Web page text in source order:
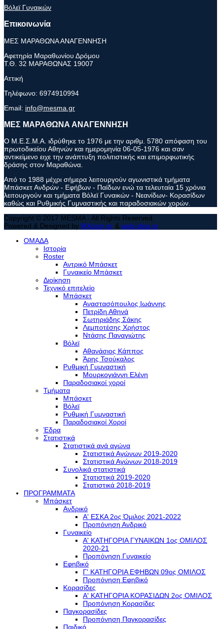
Βόλεϊ Γυναικών
Επικοινωνία
ΜΕΣ ΜΑΡΑΘΩΝΑ ΑΝΑΓΕΝΝΗΣΗ
Αφετηρία Μαραθωνίου Δρόμου
Τ.Θ. 32 ΜΑΡΑΘΩΝΑΣ 19007
Αττική
Τηλέφωνο: 6974910994
Email: info@mesma.gr
ΜΕΣ ΜΑΡΑΘΩΝΑ ΑΝΑΓΕΝΝΗΣΗ
Ο Μ.Ε.Σ.Μ.Α. ιδρύθηκε το 1976 με την αριθμ. 5780 απόφαση του
πρωτοδικείου Αθηνών και ημερομηνία 06-05-1976 και σαν
αντικείμενο ειχε την ανάπτυξη πολιτιστικής και επιμορφωτικής
δράσης στον Μαραθώνα.
Από το 1988 μέχρι σήμερα λειτουργούν αγωνιστικά τμήματα
Μπάσκετ Ανδρών - Εφήβων - Παίδων ενώ τα τελευταία 15 χρόνια
λειτουργούν και τμήματα Βόλεϊ Γυναικών - Νεανίδων- Κορασίδων
καθώς και Ρυθμικής Γυμναστικής και παραδοσιακών χορών.
Copyright © 2017 MESMA - All Rights Reserved.
Powered & Designed by MXcom.gr & web-idea.gr
ΟΜΑΔΑ
Ιστορία
Roster
Αντρικό Μπάσκετ
Γυναικείο Μπάσκετ
Διοίκηση
Τεχνικό επιτελείο
Μπάσκετ
Αναστασόπουλος Ιωάννης
Πετρίδη Αθηνά
Σωτηριάδης Σάκης
Λεμποτέσης Χρήστος
Ντάσης Παναγιώτης
Βόλεϊ
Αθανάσιος Κάππος
Άρης Τσούκαλος
Ρυθμική Γυμναστική
Μουρκογιάννη Ελένη
Παραδοσιακοί χοροί
Τμήματα
Μπάσκετ
Βόλεϊ
Ρυθμική Γυμναστική
Παραδοσιακοί Χοροί
Έδρα
Στατιστικά
Στατιστικά ανά αγώνα
Στατιστικά Αγώνων 2019-2020
Στατιστικά Αγώνων 2018-2019
Συνολικά στατιστικά
Στατιστικά 2019-2020
Στατιστικά 2018-2019
ΠΡΟΓΡΑΜΜΑΤΑ
Μπάσκετ
Ανδρικό
Α' ΕΣΚΑ 2ος Όμιλος 2021-2022
Προπόνηση Ανδρικό
Γυναικείο
Α' ΚΑΤΗΓΟΡΙΑ ΓΥΝΑΙΚΩΝ 1ος ΟΜΙΛΟΣ
2020-21
Προπόνηση Γυναικείο
Εφηβικό
Γ' ΚΑΤΗΓΟΡΙΑ ΕΦΗΒΩΝ 09ος ΟΜΙΛΟΣ
Προπόνηση Εφηβικό
Κορασίδες
Α' ΚΑΤΗΓΟΡΙΑ ΚΟΡΑΣΙΔΩΝ 2ος ΟΜΙΛΟΣ
Προπόνηση Κορασίδες
Παγκορασίδες
Προπόνηση Παγκορασίδες
Παιδικό